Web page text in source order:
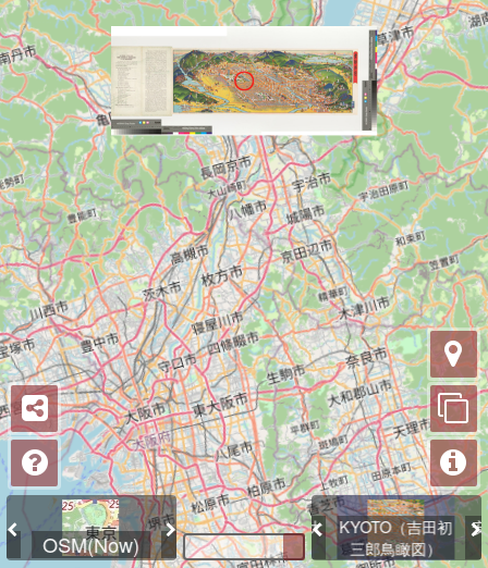
OSM(Now) Mapbox OSM(Now)
板京 大絵
図
[京大絵図](仮
題）
(新撰増補）京大
絵図（外題 ）
KYOTO（吉田初
三郎鳥瞰図）
安